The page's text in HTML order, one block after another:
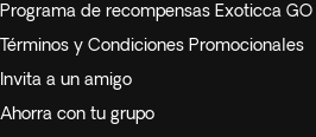
Programa de recompensas Exoticca GO
Términos y Condiciones Promocionales
Invita a un amigo
Ahorra con tu grupo